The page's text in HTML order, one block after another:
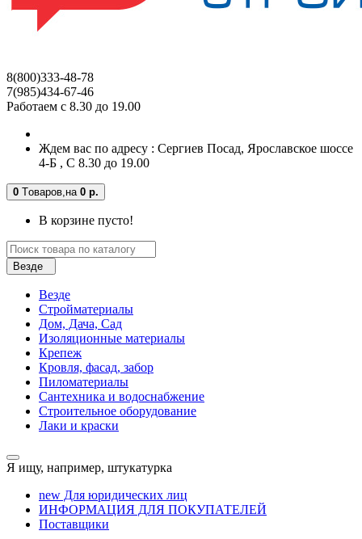
8(800)333-48-78
7(985)434-67-46
Работаем с 8.30 до 19.00
Ждем вас по адресу : Сергиев Посад, Ярославское шоссе
4-Б , С 8.30 до 19.00
0 Tоваров,на 0 р.
В корзине пусто!
Везде
Везде
Стройматериалы
Дом, Дача, Сад
Изоляционные материалы
Крепеж
Кровля, фасад, забор
Пиломатериалы
Сантехника и водоснабжение
Строительное оборудование
Лаки и краски
Я ищу, например, штукатурка
new Для юридических лиц
ИНФОРМАЦИЯ ДЛЯ ПОКУПАТЕЛЕЙ
Поставщики